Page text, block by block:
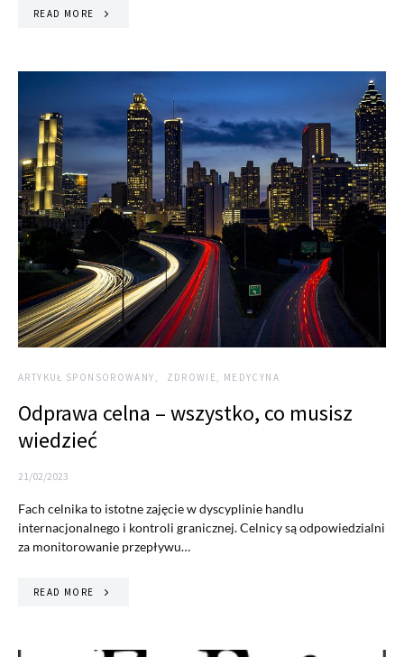
READ MORE
ARTYKUŁ SPONSOROWANY ZDROWIE, MEDYCYNA
Odprawa celna – wszystko, co musisz
wiedzieć
21/02/2023
Fach celnika to istotne zajęcie w dyscyplinie handlu
internacjonalnego i kontroli granicznej. Celnicy są odpowiedzialni
za monitorowanie przepływu…
READ MORE